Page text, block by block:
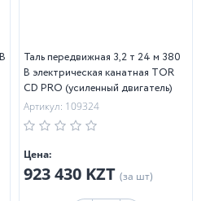
Таль передвижная 3,2 т 24 м 380
В электрическая канатная TOR
CD PRO (усиленный двигатель)
Артикул: 109324
Цена:
923 430 KZT (за шт)